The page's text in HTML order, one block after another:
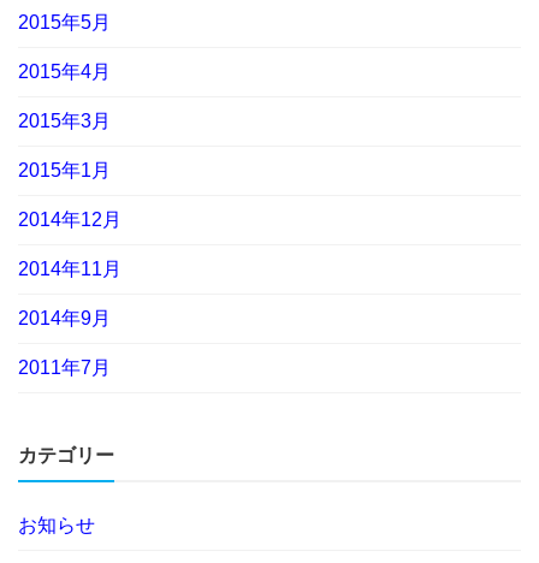
2015年5月
2015年4月
2015年3月
2015年1月
2014年12月
2014年11月
2014年9月
2011年7月
カテゴリー
お知らせ